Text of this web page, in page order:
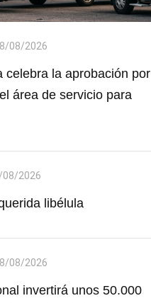
08/2026
celebra la aprobación por
área de servicio para
08/2026
libélula
08/2026
invertirá unos 50.000